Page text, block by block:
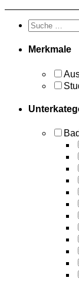
Merkmale